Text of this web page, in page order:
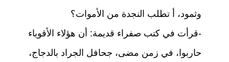
وثمود، أ تطلب النجدة من الأموات؟
-قرأت في كتب صفراء قديمة: أن هؤلاء الأقوياء
حاربوا، في زمن مضى، جحافل الجراد بالدجاج،